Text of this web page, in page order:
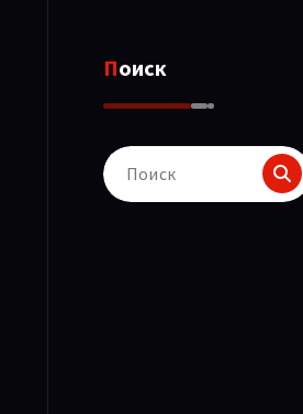
Поиск
Поиск
для: